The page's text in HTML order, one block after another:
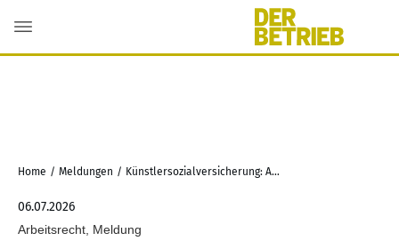
Home / Meldungen / Künstlersozialversicherung: Abgabe steigt
06.07.2026
Arbeitsrecht, Meldung